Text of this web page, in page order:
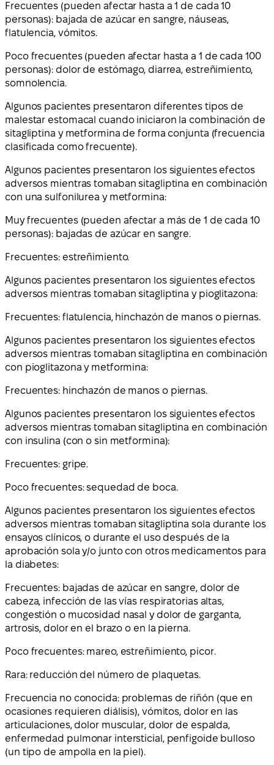
Frecuentes (pueden afectar hasta a 1 de cada 10
personas): bajada de azúcar en sangre, náuseas,
flatulencia, vómitos.
Poco frecuentes (pueden afectar hasta a 1 de cada 100
personas): dolor de estómago, diarrea, estreñimiento,
somnolencia.
Algunos pacientes presentaron diferentes tipos de
malestar estomacal cuando iniciaron la combinación de
sitagliptina y metformina de forma conjunta (frecuencia
clasificada como frecuente).
Algunos pacientes presentaron los siguientes efectos
adversos mientras tomaban sitagliptina en combinación
con una sulfonilurea y metformina:
Muy frecuentes (pueden afectar a más de 1 de cada 10
personas): bajadas de azúcar en sangre.
Frecuentes: estreñimiento.
Algunos pacientes presentaron los siguientes efectos
adversos mientras tomaban sitagliptina y pioglitazona:
Frecuentes: flatulencia, hinchazón de manos o piernas.
Algunos pacientes presentaron los siguientes efectos
adversos mientras tomaban sitagliptina en combinación
con pioglitazona y metformina:
Frecuentes: hinchazón de manos o piernas.
Algunos pacientes presentaron los siguientes efectos
adversos mientras tomaban sitagliptina en combinación
con insulina (con o sin metformina):
Frecuentes: gripe.
Poco frecuentes: sequedad de boca.
Algunos pacientes presentaron los siguientes efectos
adversos mientras tomaban sitagliptina sola durante los
ensayos clínicos, o durante el uso después de la
aprobación sola y/o junto con otros medicamentos para
la diabetes:
Frecuentes: bajadas de azúcar en sangre, dolor de
cabeza, infección de las vías respiratorias altas,
congestión o mucosidad nasal y dolor de garganta,
artrosis, dolor en el brazo o en la pierna.
Poco frecuentes: mareo, estreñimiento, picor.
Rara: reducción del número de plaquetas.
Frecuencia no conocida: problemas de riñón (que en
ocasiones requieren diálisis), vómitos, dolor en las
articulaciones, dolor muscular, dolor de espalda,
enfermedad pulmonar intersticial, penfigoide bulloso
(un tipo de ampolla en la piel).